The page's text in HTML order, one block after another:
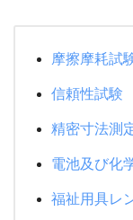
摩擦摩耗試
信頼性試験
精密寸法測
電池及び化
福祉用具レ